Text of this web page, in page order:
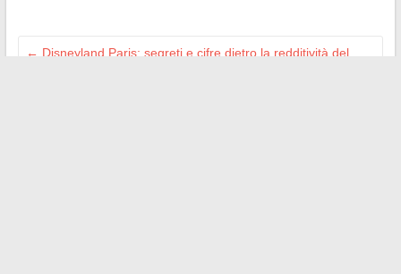
← Disneyland Paris: segreti e cifre dietro la redditività del